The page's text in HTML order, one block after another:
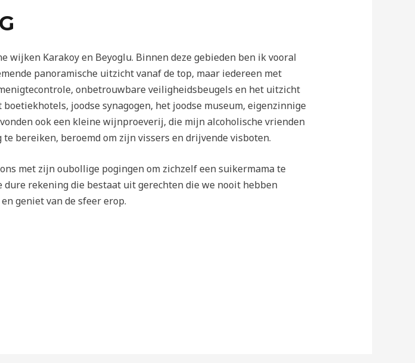
Karakoy en Beyoglu. Binnen deze gebieden ben ik vooral
panoramische uitzicht vanaf de top, maar iedereen met
onbetrouwbare veiligheidsbeugels en het uitzicht
joodse synagogen, het joodse museum, eigenzinnige
ook een kleine wijnproeverij, die mijn alcoholische vrienden
bereiken, beroemd om zijn vissers en drijvende visboten.
met zijn oubollige pogingen om zichzelf een suikermama te
rekening die bestaat uit gerechten die we nooit hebben
geniet van de sfeer erop.